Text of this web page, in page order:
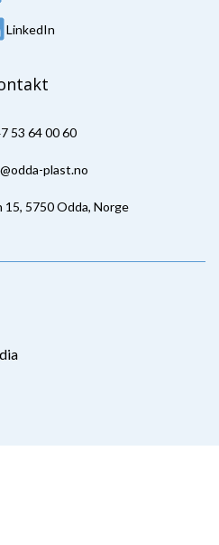
LinkedIn
53 64 00 60
plast.no
15, 5750 Odda, Norge